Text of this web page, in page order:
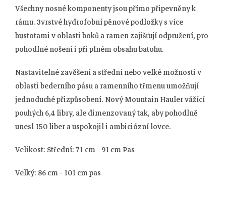
Všechny nosné komponenty jsou přímo připevněny k
rámu. 3vrstvé hydrofobní pěnové podložky s více
hustotami v oblasti boků a ramen zajišťují odpružení, pro
pohodlné nošení i při plném obsahu batohu.
Nastavitelné zavěšení a střední nebo velké možnosti v
oblasti bederního pásu a ramenního třmenu umožňují
jednoduché přizpůsobení. Nový Mountain Hauler vážící
pouhých 6,4 libry, ale dimenzovaný tak, aby pohodlně
unesl 150 liber a uspokojil i ambiciózní lovce.
Velikost: Střední: 71 cm - 91 cm Pas
Velký: 86 cm - 101 cm pas